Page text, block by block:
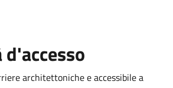
architettoniche e accessibile a